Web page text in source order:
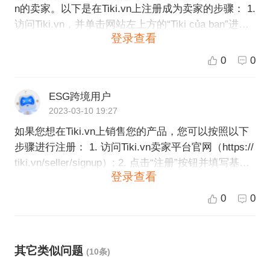
n的卖家。以下是在Tiki.vn上注册成为卖家的步骤： 1.
访问Tiki.vn，并单击网站左上方的“Tiki của bạn”进行
登录，如果您还没有Tiki.vn的账号，则需要先注册一
息、业务范围等等。 4. 您需要选择您的产品类别，以
便Tiki.vn了解您的业务类型和销售产品。 5. 接下来，
您需要阅读和同意Tiki.vn的协议和政策条款。 6. 最
后，检查您填写的信息是否无误并提交您的申请。 完
成以上步骤之后，Tiki.vn的团队将对您的申请进行审
核，审核通过后您就可以在Tiki.vn上销售您的产品
了。如果您需要更多的帮助或有任何疑问，可以通过T
登录查看
0 0
ESG跨境用户
2023-03-10 19:27
如果您想在Tiki.vn上销售您的产品，您可以按照以下
步骤进行注册： 1. 访问Tiki.vn卖家平台官网（https://
tiki.vn/seller/signup）; 2. 点击“注册”按钮并填写基本
信息，如您的姓名、电子邮件地址和密码等； 3. 阅读
并同意Tiki.vn的使用条款和规定； 4. 填写与贵公司有
审核结果。 如果您有任何问题或需要帮助，请联系Ti
登录查看
0 0
其它类似问题 (10条)